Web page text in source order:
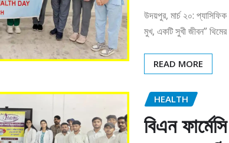
উদয়পুর, মার্চ ২০:
মুখ, একটি সুখী জীবন”
READ MORE
HEALTH
বিএন